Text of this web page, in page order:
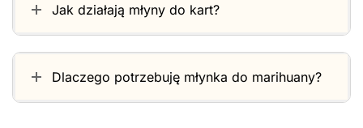
Jak działają młyny do kart?
Dlaczego potrzebuję młynka do marihuany?